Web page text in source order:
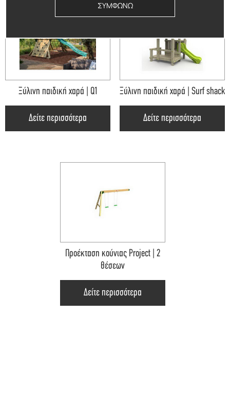
ΣΥΜΦΩΝΩ
Ξύλινη παιδική χαρά | Q1
Δείτε περισσότερα
Ξύλινη παιδική χαρά | Surf shack
Δείτε περισσότερα
Προέκταση κούνιας Project | 2
θέσεων
Δείτε περισσότερα